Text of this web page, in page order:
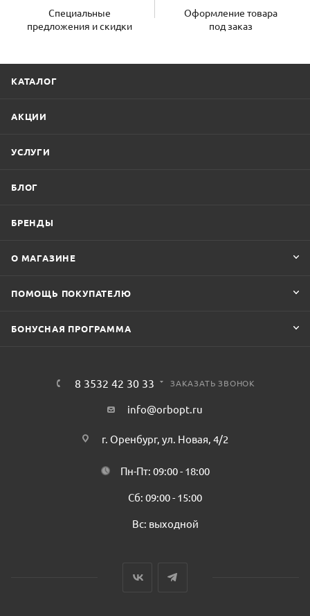
Специальные
предложения и скидки
Оформление товара
под заказ
КАТАЛОГ
АКЦИИ
УСЛУГИ
БЛОГ
БРЕНДЫ
О МАГАЗИНЕ
ПОМОЩЬ ПОКУПАТЕЛЮ
БОНУСНАЯ ПРОГРАММА
8 3532 42 30 33 ЗАКАЗАТЬ ЗВОНОК
info@orbopt.ru
г. Оренбург, ул. Новая, 4/2
Пн-Пт: 09:00 - 18:00
Сб: 09:00 - 15:00
Вс: выходной